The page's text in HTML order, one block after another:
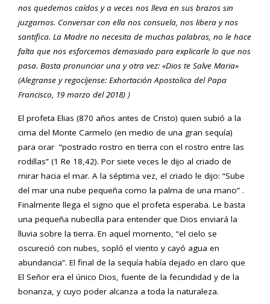
nos quedemos caídos y a veces nos lleva en sus brazos sin
juzgarnos. Conversar con ella nos consuela, nos libera y nos
santifica. La Madre no necesita de muchas palabras, no le hace
falta que nos esforcemos demasiado para explicarle lo que nos
pasa. Basta pronunciar una y otra vez: «Dios te Salve Maria»
(Alegranse y regocíjense: Exhortación Apostolica del Papa
Francisco, 19 marzo del 2018) )
El profeta Elias (870 años antes de Cristo) quien subió a la
cima del Monte Carmelo (en medio de una gran sequía)
para orar “postrado rostro en tierra con el rostro entre las
rodillas” (1 Re 18,42). Por siete veces le dijo al criado de
mirar hacia el mar. A la séptima vez, el criado le dijo: “Sube
del mar una nube pequeña como la palma de una mano” .
Finalmente llega el signo que el profeta esperaba. Le basta
una pequeña nubecilla para entender que Dios enviará la
lluvia sobre la tierra. En aquel momento, “el cielo se
oscureció con nubes, sopló el viento y cayó agua en
abundancia”. El final de la sequía había dejado en claro que
El Señor era el único Dios, fuente de la fecundidad y de la
bonanza, y cuyo poder alcanza a toda la naturaleza.